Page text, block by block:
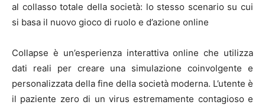
al collasso totale della società: lo stesso scenario su cui
si basa il nuovo gioco di ruolo e d’azione online
Collapse è un’esperienza interattiva online che utilizza
dati reali per creare una simulazione coinvolgente e
personalizzata della fine della società moderna. L’utente è
il paziente zero di un virus estremamente contagioso e